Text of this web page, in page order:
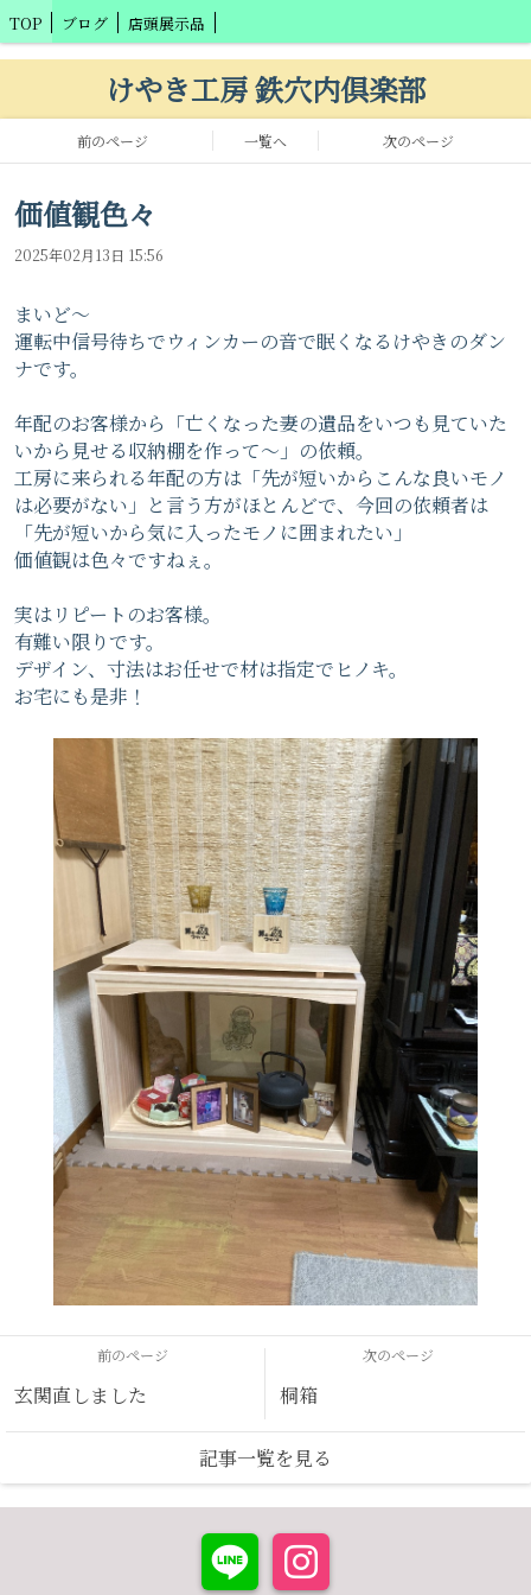
TOP ブログ 店頭展示品
けやき工房 鉄穴内倶楽部
前のページ 一覧へ 次のページ
価値観色々
2025年02月13日 15:56
まいど〜
運転中信号待ちでウィンカーの音で眠くなるけやきのダン
ナです。
年配のお客様から「亡くなった妻の遺品をいつも見ていた
いから見せる収納棚を作って〜」の依頼。
工房に来られる年配の方は「先が短いからこんな良いモノ
は必要がない」と言う方がほとんどで、今回の依頼者は
「先が短いから気に入ったモノに囲まれたい」
価値観は色々ですねぇ。
実はリピートのお客様。
有難い限りです。
デザイン、寸法はお任せで材は指定でヒノキ。
お宅にも是非！
前のページ
玄関直しました
次のページ
桐箱
記事一覧を見る